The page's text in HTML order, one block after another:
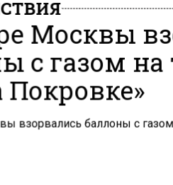
Москвы
с газом